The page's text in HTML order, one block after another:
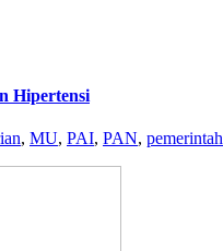
Hipertensi
, MU, PAI, PAN, pemerintah